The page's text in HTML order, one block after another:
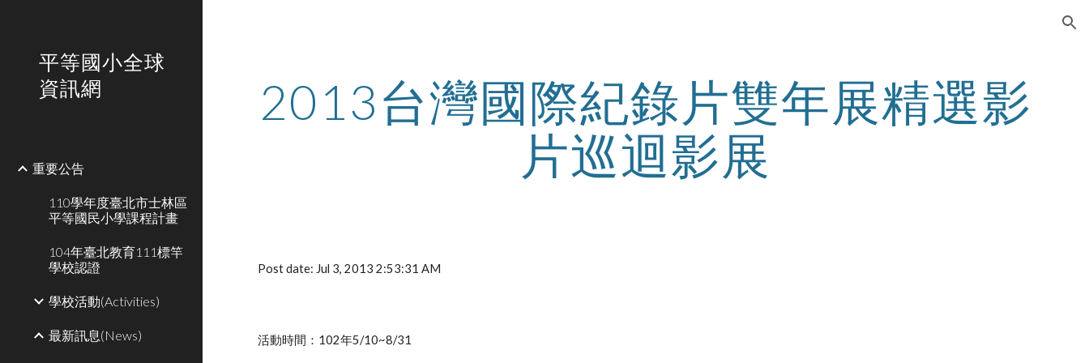
平等國小全球
資訊網
重要公告
110學年度臺北市士林區
平等國民小學課程計畫
104年臺北教育111標竿
學校認證
學校活動(Activities)
最新訊息(News)
2013台灣國際紀錄片雙年展精選影
片巡迴影展
Post date: Jul 3, 2013 2:53:31 AM
活動時間：102年5/10~8/31